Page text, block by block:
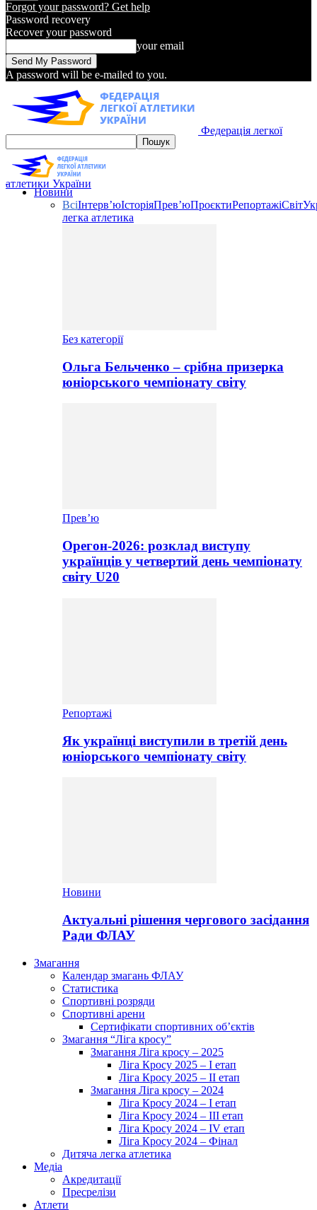
Forgot your password? Get help
Password recovery
Recover your password
your email
A password will be e-mailed to you.
Федерація легкої
атлетики України
Новини
ВсіІнтерв’юІсторіяПрев’юПроєктиРепортажіСвіт
легка атлетика
Без категорії
Ольга Бельченко – срібна призерка
юніорського чемпіонату світу
Прев’ю
Орегон-2026: розклад виступу
українців у четвертий день чемпіонату
світу U20
Репортажі
Як українці виступили в третій день
юніорського чемпіонату світу
Новини
Актуальні рішення чергового засідання
Ради ФЛАУ
Змагання
Календар змагань ФЛАУ
Статистика
Спортивні розряди
Спортивні арени
Сертифікати спортивних об’єктів
Змагання “Ліга кросу”
Змагання Ліга кросу – 2025
Ліга Кросу 2025 – I етап
Ліга Кросу 2025 – II етап
Змагання Ліга кросу – 2024
Ліга Кросу 2024 – I етап
Ліга Кросу 2024 – III етап
Ліга Кросу 2024 – IV етап
Ліга Кросу 2024 – Фінал
Дитяча легка атлетика
Медіа
Акредитації
Пресрелізи
Атлети